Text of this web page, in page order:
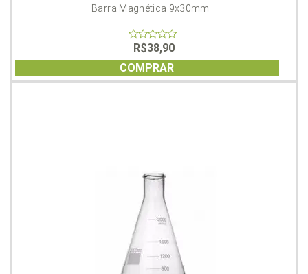
Barra Magnética 9x30mm
out
of
5
R$38,90
COMPRAR